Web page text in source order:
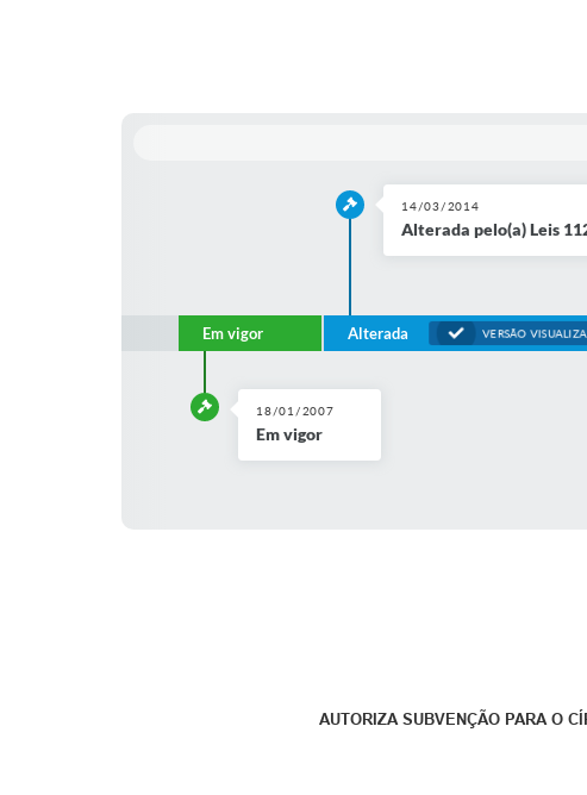
Em vigor
18/01/2007
Em vigor
Alterada VERSÃO
14/03/2014
Alterada pelo(a) Leis
AUTORIZA SUBVENÇÃO PARA O